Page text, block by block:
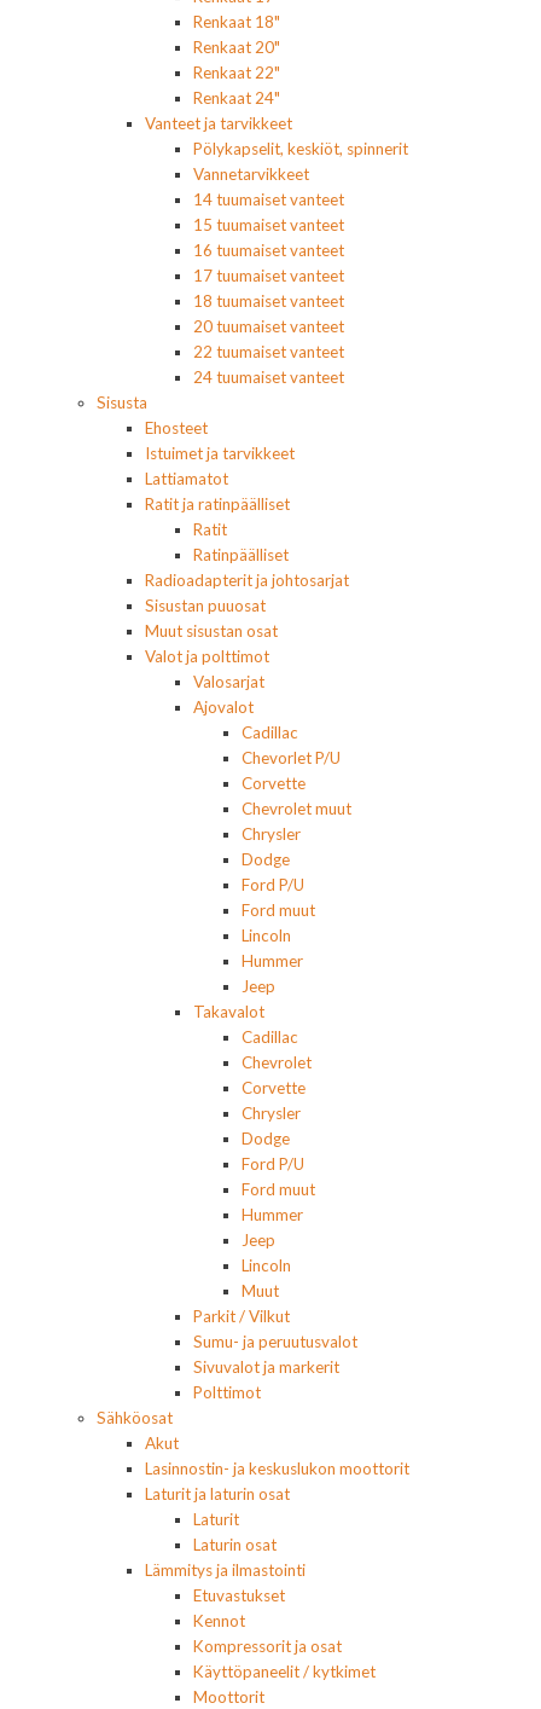
Renkaat 18"
Renkaat 20"
Renkaat 22"
Renkaat 24"
Vanteet ja tarvikkeet
Pölykapselit, keskiöt, spinnerit
Vannetarvikkeet
14 tuumaiset vanteet
15 tuumaiset vanteet
16 tuumaiset vanteet
17 tuumaiset vanteet
18 tuumaiset vanteet
20 tuumaiset vanteet
22 tuumaiset vanteet
24 tuumaiset vanteet
Sisusta
Ehosteet
Istuimet ja tarvikkeet
Lattiamatot
Ratit ja ratinpäälliset
Ratit
Ratinpäälliset
Radioadapterit ja johtosarjat
Sisustan puuosat
Muut sisustan osat
Valot ja polttimot
Valosarjat
Ajovalot
Cadillac
Chevorlet P/U
Corvette
Chevrolet muut
Chrysler
Dodge
Ford P/U
Ford muut
Lincoln
Hummer
Jeep
Takavalot
Cadillac
Chevrolet
Corvette
Chrysler
Dodge
Ford P/U
Ford muut
Hummer
Jeep
Lincoln
Muut
Parkit / Vilkut
Sumu- ja peruutusvalot
Sivuvalot ja markerit
Polttimot
Sähköosat
Akut
Lasinnostin- ja keskuslukon moottorit
Laturit ja laturin osat
Laturit
Laturin osat
Lämmitys ja ilmastointi
Etuvastukset
Kennot
Kompressorit ja osat
Käyttöpaneelit / kytkimet
Moottorit